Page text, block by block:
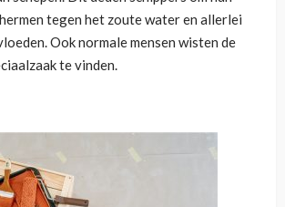
tegen het zoute water en allerlei
Ook normale mensen wisten de
te vinden.